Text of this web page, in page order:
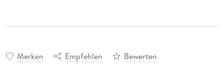
Merken Empfehlen Bewerten